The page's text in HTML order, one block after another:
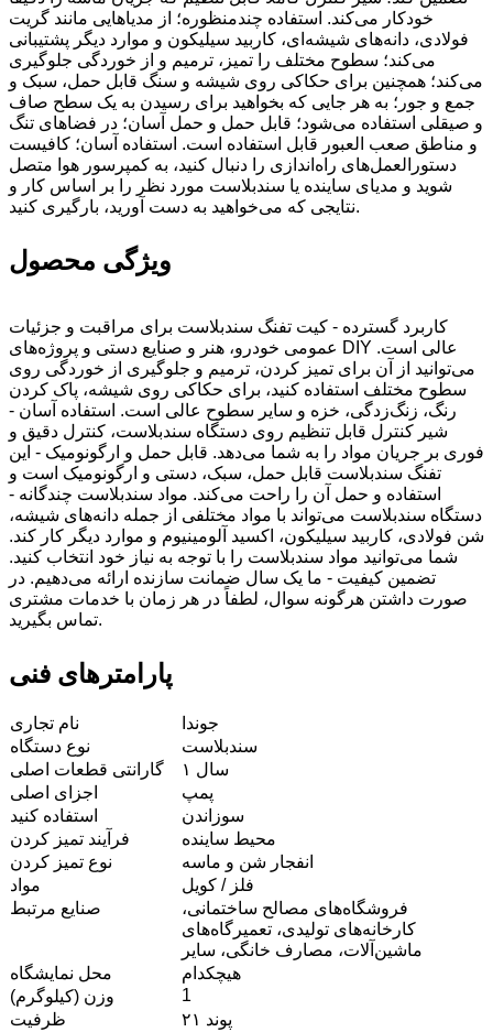
خودکار می‌کند. استفاده چندمنظوره؛ از مدیاهایی مانند گریت
فولادی، دانه‌های شیشه‌ای، کاربید سیلیکون و موارد دیگر پشتیبانی
می‌کند؛ سطوح مختلف را تمیز، ترمیم و از خوردگی جلوگیری
می‌کند؛ همچنین برای حکاکی روی شیشه و سنگ قابل حمل، سبک و
جمع و جور؛ به هر جایی که بخواهید برای رسیدن به یک سطح صاف
و صیقلی استفاده می‌شود؛ قابل حمل و حمل آسان؛ در فضاهای تنگ
و مناطق صعب العبور قابل استفاده است. استفاده آسان؛ کافیست
دستورالعمل‌های راه‌اندازی را دنبال کنید، به کمپرسور هوا متصل
شوید و مدیای ساینده یا سندبلاست مورد نظر را بر اساس کار و
نتایجی که می‌خواهید به دست آورید، بارگیری کنید.
ویژگی محصول
کاربرد گسترده - کیت تفنگ سندبلاست برای مراقبت و جزئیات
عمومی خودرو، هنر و صنایع دستی و پروژه‌های DIY عالی است.
می‌توانید از آن برای تمیز کردن، ترمیم و جلوگیری از خوردگی روی
سطوح مختلف استفاده کنید، برای حکاکی روی شیشه، پاک کردن
رنگ، زنگ‌زدگی، خزه و سایر سطوح عالی است. استفاده آسان -
شیر کنترل قابل تنظیم روی دستگاه سندبلاست، کنترل دقیق و
فوری بر جریان مواد را به شما می‌دهد. قابل حمل و ارگونومیک - این
تفنگ سندبلاست قابل حمل، سبک، دستی و ارگونومیک است و
استفاده و حمل آن را راحت می‌کند. مواد سندبلاست چندگانه -
دستگاه سندبلاست می‌تواند با مواد مختلفی از جمله دانه‌های شیشه،
شن فولادی، کاربید سیلیکون، اکسید آلومینیوم و موارد دیگر کار کند.
شما می‌توانید مواد سندبلاست را با توجه به نیاز خود انتخاب کنید.
تضمین کیفیت - ما یک سال ضمانت سازنده ارائه می‌دهیم. در
صورت داشتن هرگونه سوال، لطفاً در هر زمان با خدمات مشتری
تماس بگیرید.
پارامترهای فنی
نام تجاری
جوندا
نوع دستگاه
سندبلاست
گارانتی قطعات اصلی
۱ سال
اجزای اصلی
پمپ
استفاده کنید
سوزاندن
فرآیند تمیز کردن
محیط ساینده
نوع تمیز کردن
انفجار شن و ماسه
مواد
فلز / کویل
صنایع مرتبط
فروشگاه‌های مصالح ساختمانی،
کارخانه‌های تولیدی، تعمیرگاه‌های
ماشین‌آلات، مصارف خانگی، سایر
محل نمایشگاه
هیچکدام
وزن (کیلوگرم)
1
ظرفیت
۲۱ پوند